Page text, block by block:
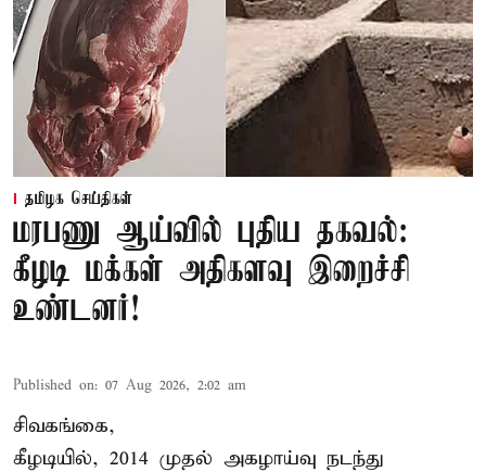
தமிழக செய்திகள்
மரபணு ஆய்வில் புதிய தகவல்:
கீழடி மக்கள் அதிகளவு இறைச்சி
உண்டனர்!
Published on: 07 Aug 2026, 2:02 am
சிவகங்கை,
கீழடியில், 2014 முதல் அகழாய்வு நடந்து